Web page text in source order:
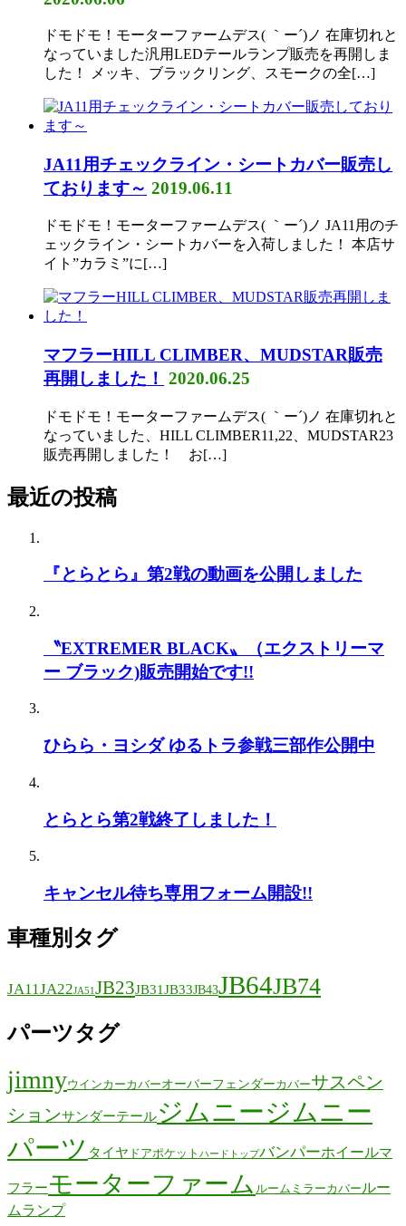
ドモドモ！モーターファームデス( ｀ー´)ノ 在庫切れと
なっていました汎用LEDテールランプ販売を再開しま
した！ メッキ、ブラックリング、スモークの全[…]
JA11用チェックライン・シートカバー販売し
ております～ 2019.06.11
ドモドモ！モーターファームデス( ｀ー´)ノ JA11用のチ
ェックライン・シートカバーを入荷しました！ 本店サ
イト”カラミ”に[…]
マフラーHILL CLIMBER、MUDSTAR販売
再開しました！ 2020.06.25
ドモドモ！モーターファームデス( ｀ー´)ノ 在庫切れと
なっていました、HILL CLIMBER11,22、MUDSTAR23
販売再開しました！ お[…]
最近の投稿
『とらとら』第2戦の動画を公開しました
〝EXTREMER BLACK〟（エクストリーマ
ー ブラック)販売開始です!!
ひらら・ヨシダ ゆるトラ参戦三部作公開中
とらとら第2戦終了しました！
キャンセル待ち専用フォーム開設!!
車種別タグ
JA11JA22JA51 JB23JB31JB33JB43JB64JB74
パーツタグ
jimnyウインカーカバーオーバーフェンダーカバーサスペン
ションサンダーテールジムニージムニー
パーツ タイヤ ドアポケット ハードトップバンパーホイールマ
フラーモーターファーム ルームミラーカバー ルー
ムランプ